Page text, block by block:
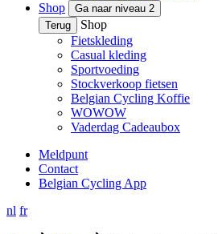
Shop
Ga naar niveau 2
Terug
Shop
Fietskleding
Casual kleding
Sportvoeding
Stockverkoop fietsen
Belgian Cycling Koffie
WOWOW
Vaderdag Cadeaubox
Meldpunt
Contact
Belgian Cycling App
nl fr